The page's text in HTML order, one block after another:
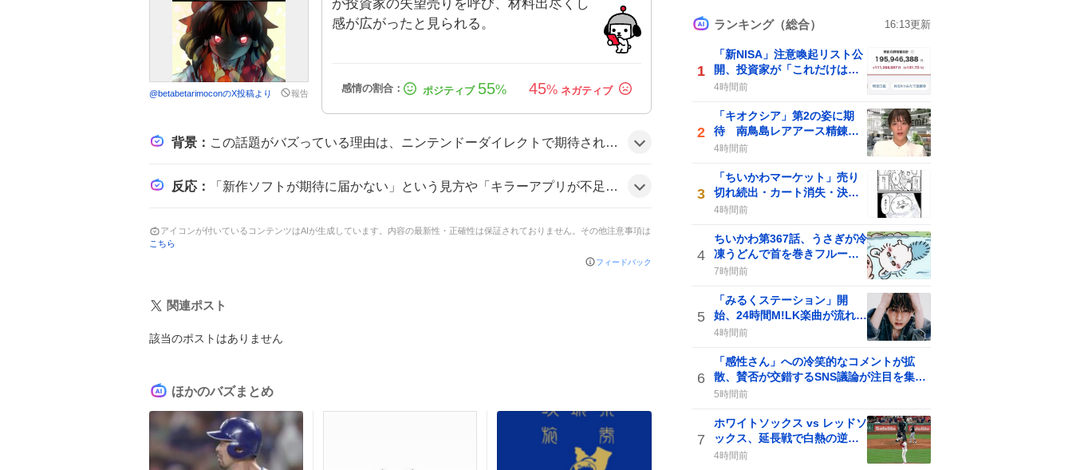
@betabetarimoconのX投稿より 報告
が投資家の失望売りを呼び、材料出尽くし
感が広がったと見られる。
55% 45%
背景 ： この話題がバズっている理由は、ニンテンドーダイレクトで期待された新作やSwitch 2向けキラータイトルがほとんど発表されず、ファンと投資家の期待と実際の内容にギャップが生じたことが背景にあるようだ。
反応 ： 「新作ソフトが期待に届かない」という見方や「キラーアプリが不足している」という声が一部で見られる。「材料が出尽くした感覚から売りが広がっている」という意見もあり、期待外れに対する嘆きが散見される。
アイコンが付いているコンテンツはAIが生成しています。内容の最新性・正確性は保証されておりません。その他注意事項は
こちら
フィードバック
関連ポスト
該当のポストはありません
ほかのバズまとめ
ランキング（総合） 16:13更新
1
「新NISA」注意喚起リスト公
開、投資家が「これだけは買
わないで」と警告
4時間前
2
「キオクシア」第2の姿に期
待 南鳥島レアアース精錬成
功で大急騰ブーム
4時間前
3
「ちいかわマーケット」売り
切れ続出・カート消失・決済
エラーでファン嘆き
4時間前
4
ちいかわ第367話、うさぎが冷
凍うどんで首を巻きフルーツ
ポンチで夏を満喫と話題沸騰
7時間前
5
「みるくステーション」開
始、24時間M!LK楽曲が流れ続
けファン歓喜
4時間前
6
「感性さん」への冷笑的なコメントが拡
散、賛否が交錯するSNS議論が注目を集め
る
5時間前
7
ホワイトソックス vs レッドソ
ックス、延長戦で白熱の逆転
劇にファン熱狂
4時間前